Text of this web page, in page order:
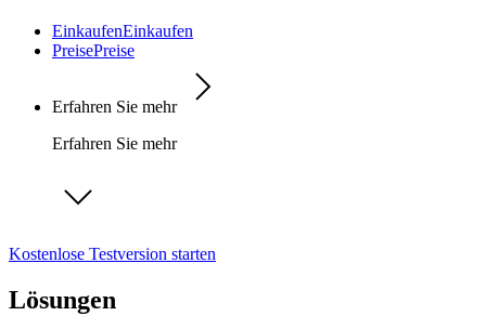
EinkaufenEinkaufen
PreisePreise
Erfahren Sie mehr
Erfahren Sie mehr
Kostenlose Testversion starten
Lösungen